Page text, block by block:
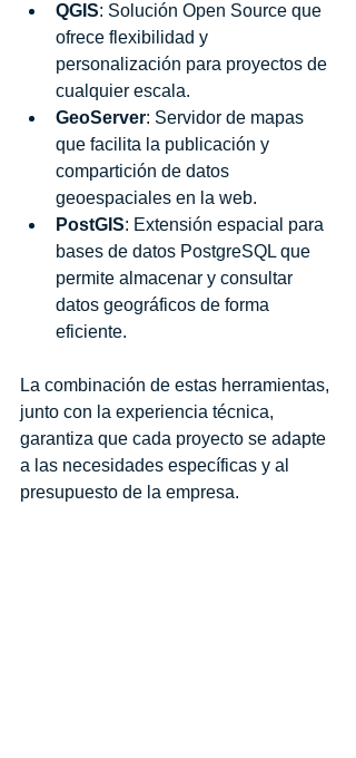
QGIS: Solución Open Source que
ofrece flexibilidad y
personalización para proyectos de
cualquier escala.
GeoServer: Servidor de mapas
que facilita la publicación y
compartición de datos
geoespaciales en la web.
PostGIS: Extensión espacial para
bases de datos PostgreSQL que
permite almacenar y consultar
datos geográficos de forma
eficiente.
La combinación de estas herramientas,
junto con la experiencia técnica,
garantiza que cada proyecto se adapte
a las necesidades específicas y al
presupuesto de la empresa.